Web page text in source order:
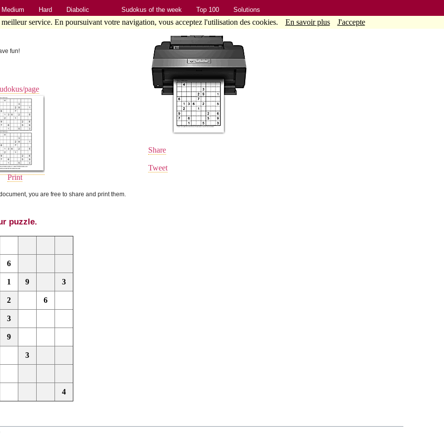
Medium Hard Diabolic Sudokus of the week Top 100 Solutions
fun!
page
Print
you are free to share and print them.
puzzle.
6
1 9 3
2 6
3
9
3
4
Share
Tweet
service. En poursuivant votre navigation, vous acceptez l'utilisation des cookies. En savoir plus J'accepte